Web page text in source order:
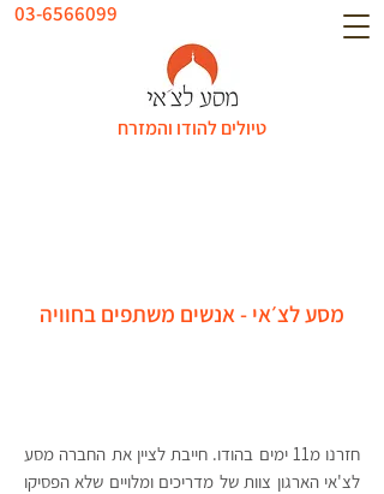
03-6566099
טיולים להודו והמזרח
מסע לצ׳אי - אנשים משתפים בחוויה
חזרנו מ11 ימים בהודו. חייבת לציין את החברה מסע
לצ'אי הארגון צוות של מדריכים ומלויים שלא הפסיקו